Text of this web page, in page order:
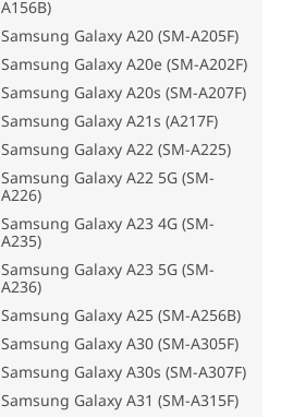
A156B)
Samsung Galaxy A20 (SM-A205F)
Samsung Galaxy A20e (SM-A202F)
Samsung Galaxy A20s (SM-A207F)
Samsung Galaxy A21s (A217F)
Samsung Galaxy A22 (SM-A225)
Samsung Galaxy A22 5G (SM-
A226)
Samsung Galaxy A23 4G (SM-
A235)
Samsung Galaxy A23 5G (SM-
A236)
Samsung Galaxy A25 (SM-A256B)
Samsung Galaxy A30 (SM-A305F)
Samsung Galaxy A30s (SM-A307F)
Samsung Galaxy A31 (SM-A315F)